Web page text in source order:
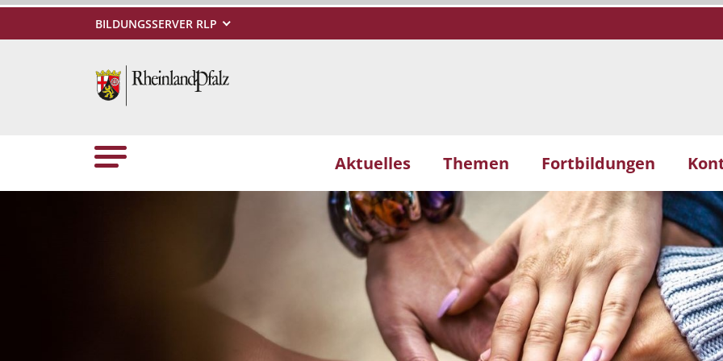
BILDUNGSSERVER RLP
Aktuelles Themen Fortbildungen